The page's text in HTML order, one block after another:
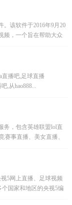
该软件于2016年9月20
频，一个旨在帮助大众
直播吧,足球直播
,从hao888...
务，包含英雄联盟lol直
赛事直播、美女直播、
5网上直播、足球视频
国家和地区的央视5编